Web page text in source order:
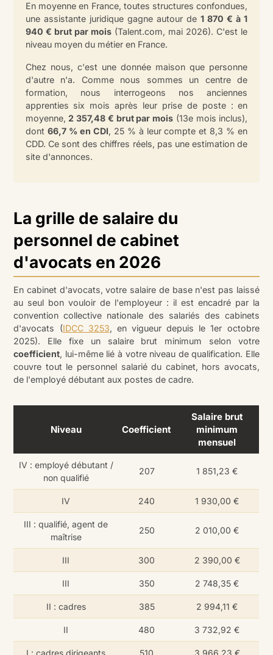
En moyenne en France, toutes structures confondues,
une assistante juridique gagne autour de1 870 € à 1
940 € brut par mois(Talent.com, mai 2026). C'est le
niveau moyen du métier en France.
Chez nous, c'est une donnée maison que personne
d'autre n'a. Comme nous sommes un centre de
formation, nous interrogeons nos anciennes
apprenties six mois après leur prise de poste : en
moyenne,2 357,48 € brut par mois (13e mois inclus),
dont 66,7 % en CDI, 25 % à leur compte et 8,3 % en
CDD. Ce sont des chiffres réels, pas une estimation de
site d'annonces.
La grille de salaire du
personnel de cabinet
d'avocats en 2026
En cabinet d'avocats, votre salaire de base n'est pas laissé
au seul bon vouloir de l'employeur : il est encadré par la
convention collective nationale des salariés des cabinets
d'avocats (IDCC 3253, en vigueur depuis le 1er octobre
2025). Elle fixe un salaire brut minimum selon votre
coefficient, lui-même lié à votre niveau de qualification. Elle
couvre tout le personnel salarié du cabinet, hors avocats,
de l'employé débutant aux postes de cadre.
Niveau Coefficient
Salaire brut
minimum
mensuel
IV : employé débutant /
non qualifié
207 1 851,23 €
IV 240 1 930,00 €
III : qualifié, agent de
maîtrise
250 2 010,00 €
III 300 2 390,00 €
III 350 2 748,35 €
II : cadres 385 2 994,11 €
II 480 3 732,92 €